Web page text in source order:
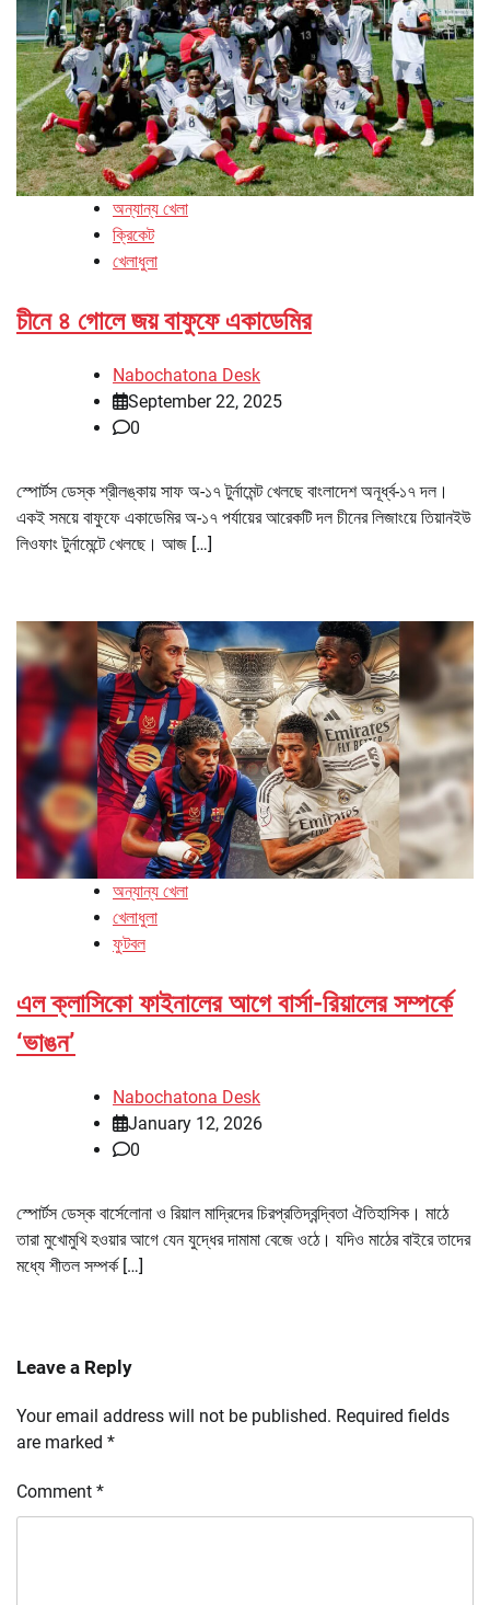
অন্যান্য খেলা
ক্রিকেট
খেলাধুলা
চীনে ৪ গোলে জয় বাফুফে একাডেমির
Nabochatona Desk
September 22, 2025
0
স্পোর্টস ডেস্ক শ্রীলঙ্কায় সাফ অ-১৭ টুর্নামেন্ট খেলছে বাংলাদেশ অনূর্ধ্ব-১৭ দল।
একই সময়ে বাফুফে একাডেমির অ-১৭ পর্যায়ের আরেকটি দল চীনের লিজাংয়ে তিয়ানইউ
লিওফাং টুর্নামেন্টে খেলছে। আজ […]
অন্যান্য খেলা
খেলাধুলা
ফুটবল
এল ক্লাসিকো ফাইনালের আগে বার্সা-রিয়ালের সম্পর্কে
‘ভাঙন’
Nabochatona Desk
January 12, 2026
0
স্পোর্টস ডেস্ক বার্সেলোনা ও রিয়াল মাদ্রিদের চিরপ্রতিদ্বন্দ্বিতা ঐতিহাসিক। মাঠে
তারা মুখোমুখি হওয়ার আগে যেন যুদ্ধের দামামা বেজে ওঠে। যদিও মাঠের বাইরে তাদের
মধ্যে শীতল সম্পর্ক […]
Leave a Reply
Your email address will not be published. Required fields
are marked *
Comment *